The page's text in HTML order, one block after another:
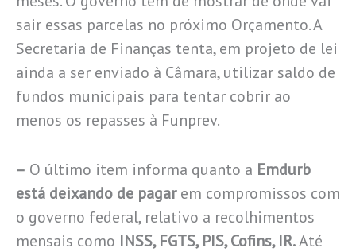
sair essas parcelas no próximo Orçamento. A
Secretaria de Finanças tenta, em projeto de lei
ainda a ser enviado à Câmara, utilizar saldo de
fundos municipais para tentar cobrir ao
menos os repasses à Funprev.
– O último item informa quanto a Emdurb
está deixando de pagarem compromissos com
o governo federal, relativo a recolhimentos
mensais como INSS, FGTS, PIS, Cofins, IR.Até